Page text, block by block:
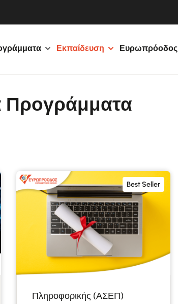
Εκπαίδευση Ευρωπρόοδος
Προγράμματα
Best Seller
Πληροφορικής (ΑΣΕΠ)